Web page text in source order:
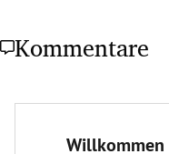
Kommentare